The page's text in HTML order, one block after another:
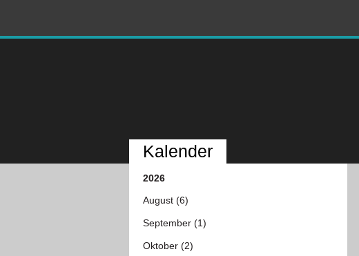
Kalender
2026
August (6)
September (1)
Oktober (2)